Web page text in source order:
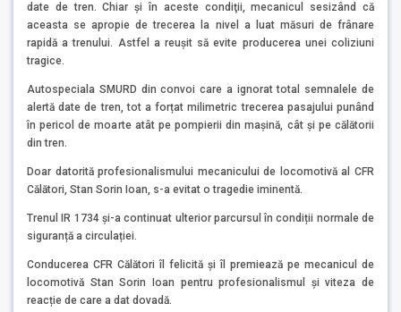
date de tren. Chiar şi în aceste condiţii, mecanicul sesizând că
aceasta se apropie de trecerea la nivel a luat măsuri de frânare
rapidă a trenului. Astfel a reușit să evite producerea unei coliziuni
tragice.
Autospeciala SMURD din convoi care a ignorat total semnalele de
alertă date de tren, tot a forțat milimetric trecerea pasajului punând
în pericol de moarte atât pe pompierii din mașină, cât și pe călătorii
din tren.
Doar datorită profesionalismului mecanicului de locomotivă al CFR
Călători, Stan Sorin Ioan, s-a evitat o tragedie iminentă.
Trenul IR 1734 şi-a continuat ulterior parcursul în condiții normale de
siguranță a circulației.
Conducerea CFR Călători îl felicită și îl premiează pe mecanicul de
locomotivă Stan Sorin Ioan pentru profesionalismul și viteza de
reacție de care a dat dovadă.